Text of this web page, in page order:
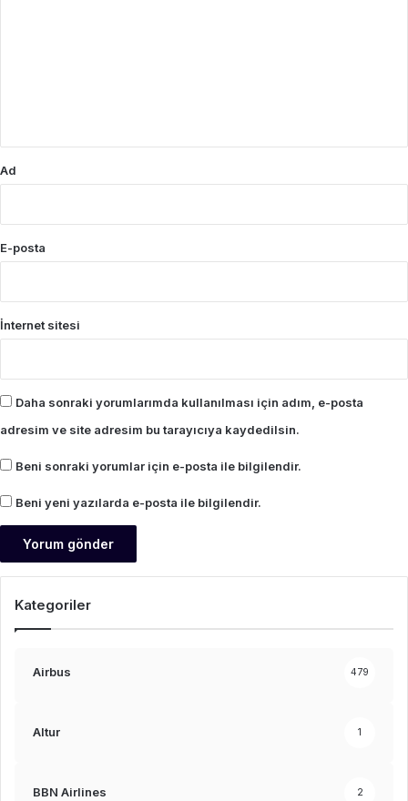
Ad
E-posta
İnternet sitesi
Daha sonraki yorumlarımda kullanılması için adım, e-posta
adresim ve site adresim bu tarayıcıya kaydedilsin.
Beni sonraki yorumlar için e-posta ile bilgilendir.
Beni yeni yazılarda e-posta ile bilgilendir.
Kategoriler
Airbus 479
Altur 1
BBN Airlines 2